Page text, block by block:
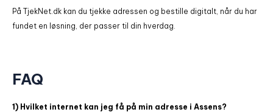
På TjekNet.dk kan du tjekke adressen og bestille digitalt, når du har
fundet en løsning, der passer til din hverdag.
FAQ
1) Hvilket internet kan jeg få på min adresse i Assens?